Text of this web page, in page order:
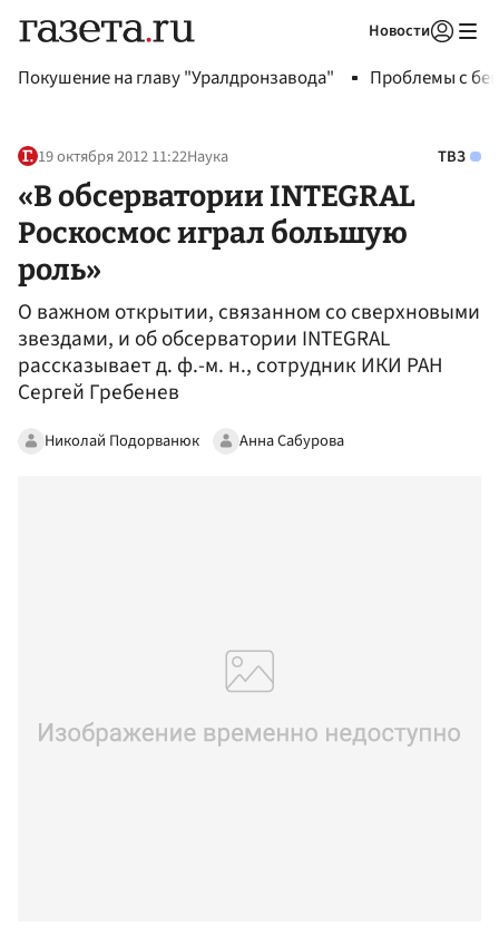
Новости
Покушение на главу "Уралдронзавода" Проблемы с
19 октября 2012 11:22Наука ТВЗ
«В обсерватории INTEGRAL
Роскосмос играл большую
роль»
О важном открытии, связанном со сверхновыми
звездами, и об обсерватории INTEGRAL
рассказывает д. ф.-м. н., сотрудник ИКИ РАН
Сергей Гребенев
Николай Подорванюк Анна Сабурова